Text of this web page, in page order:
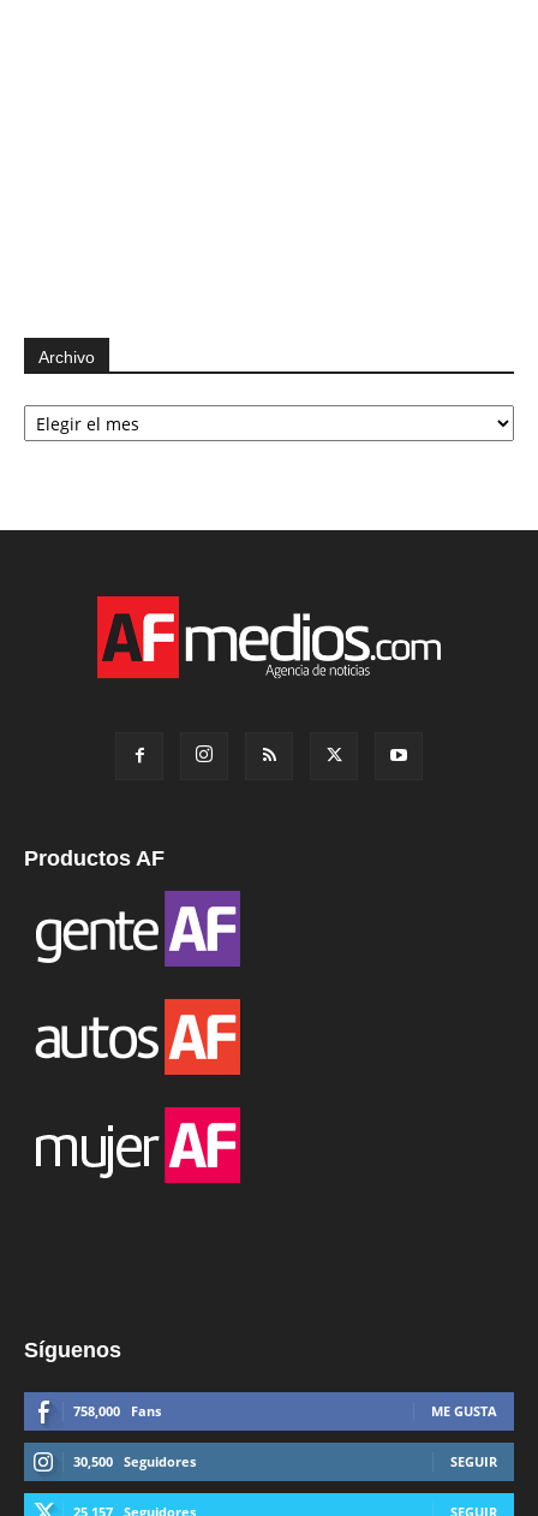
Archivo
Archivo
Productos AF
Síguenos
758,000 Fans ME GUSTA
30,500 Seguidores SEGUIR
25,157 Seguidores SEGUIR